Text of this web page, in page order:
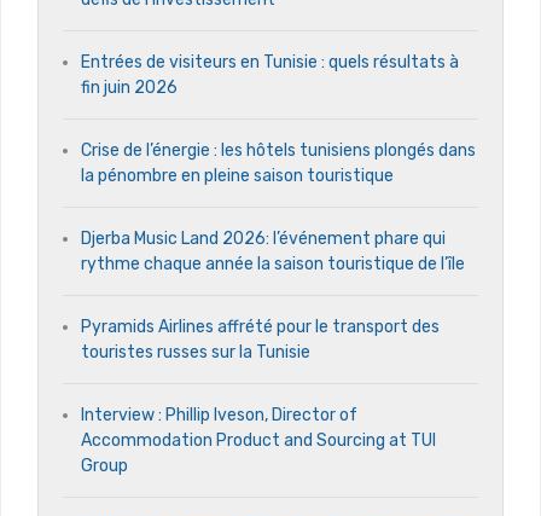
Entrées de visiteurs en Tunisie : quels résultats à
fin juin 2026
Crise de l’énergie : les hôtels tunisiens plongés dans
la pénombre en pleine saison touristique
Djerba Music Land 2026: l’événement phare qui
rythme chaque année la saison touristique de l’île
Pyramids Airlines affrété pour le transport des
touristes russes sur la Tunisie
Interview : Phillip Iveson, Director of
Accommodation Product and Sourcing at TUI
Group